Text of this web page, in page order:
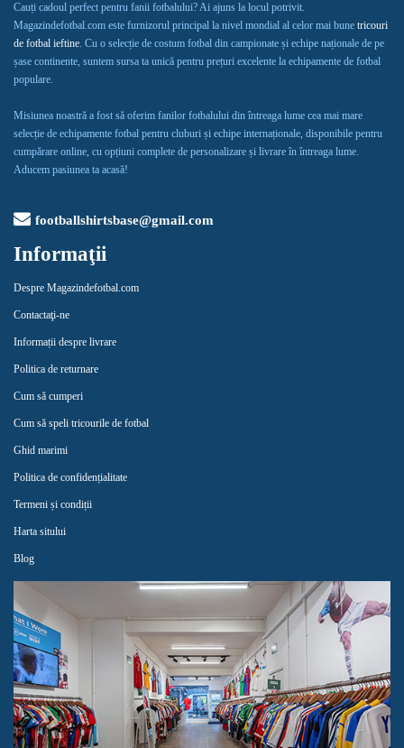
Cauți cadoul perfect pentru fanii fotbalului? Ai ajuns la locul potrivit.
Magazindefotbal.com este furnizorul principal la nivel mondial al celor mai bune tricouri
de fotbal ieftine. Cu o selecție de costum fotbal din campionate și echipe naționale de pe
șase continente, suntem sursa ta unică pentru prețuri excelente la echipamente de fotbal
populare.
Misiunea noastră a fost să oferim fanilor fotbalului din întreaga lume cea mai mare
selecție de echipamente fotbal pentru cluburi și echipe internaționale, disponibile pentru
cumpărare online, cu opțiuni complete de personalizare și livrare în întreaga lume.
Aducem pasiunea ta acasă!
footballshirtsbase@gmail.com
Informaţii
Despre Magazindefotbal.com
Contactaţi-ne
Informații despre livrare
Politica de returnare
Cum să cumperi
Cum să speli tricourile de fotbal
Ghid marimi
Politica de confidențialitate
Termeni și condiții
Harta sitului
Blog